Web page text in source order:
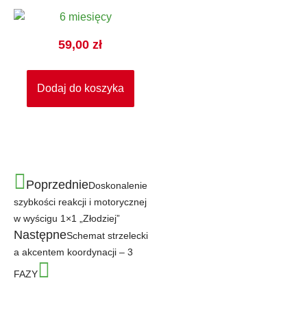
59,00 zł
Dodaj do koszyka
PoprzednieDoskonalenie
szybkości reakcji i motorycznej
w wyścigu 1×1 „Złodziej”
NastępneSchemat strzelecki
a akcentem koordynacji – 3
FAZY